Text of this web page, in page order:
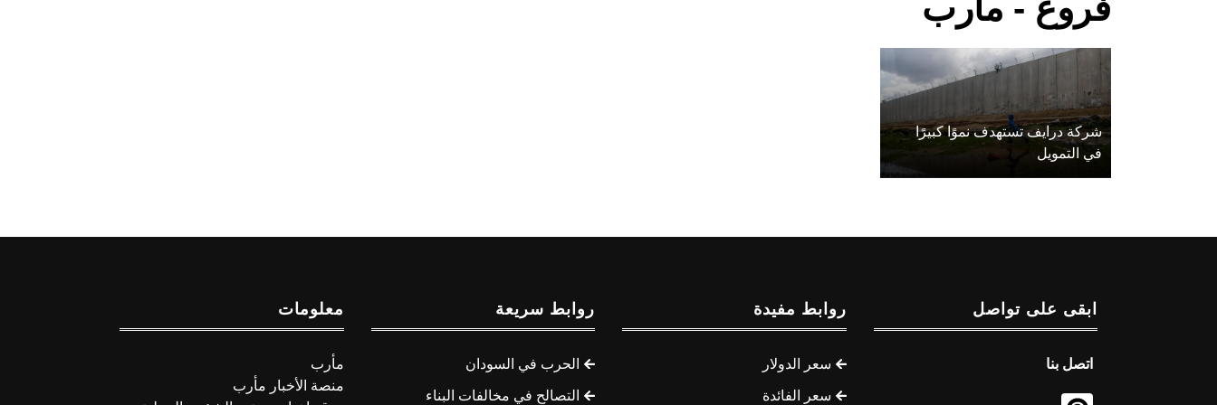
فروع - مأرب
شركة درايف تستهدف نموًا كبيرًا
في التمويل
ابقى على تواصل
اتصل بنا
روابط مفيدة
سعر الدولار
سعر الفائدة
روابط سريعة
الحرب في السودان
التصالح في مخالفات البناء
معلومات
مأرب
منصة الأخبار مأرب